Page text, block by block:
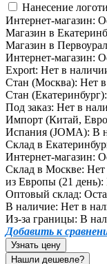
Нанесение
Интернет-магазин:
Магазин в
Магазин в
Интернет-магазин:
Export: Нет в
Стан (Москва): Нет
Стан (Екатеринбург):
Под заказ: Нет в
Импорт (Китай,
Испания (JOMA): В
Склад в
Интернет-магазин:
Склад в Москве: Нет
из Европы (21 день):
Оптовый склад:
В наличие: Нет в
Из-за границы: В
Добавить к
Узнать цену